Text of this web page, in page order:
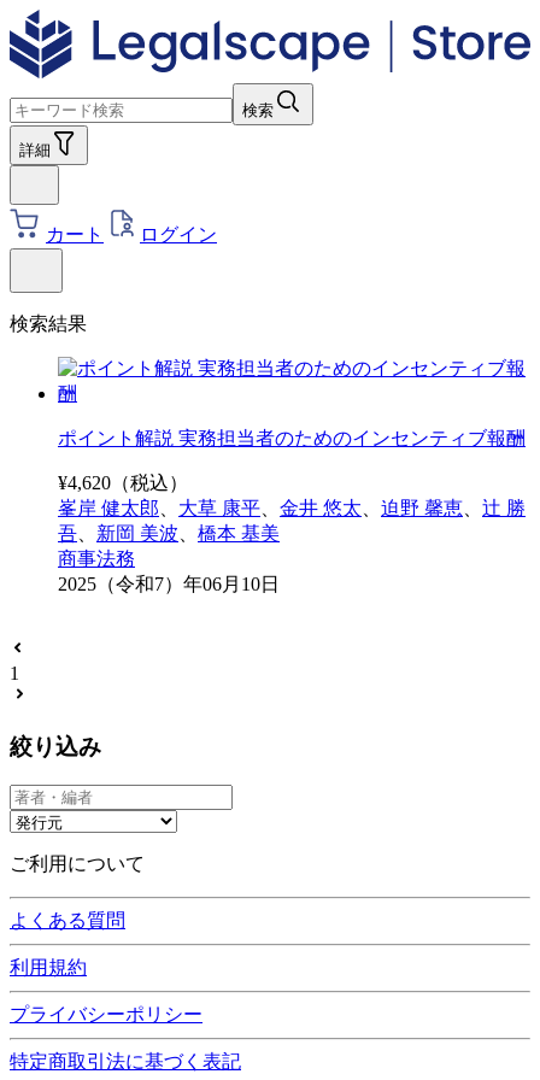
検索
詳細
カート ログイン
検索結果
ポイント解説 実務担当者のためのインセンティブ報酬
¥4,620 （税込）
峯岸 健太郎
大草 康平 金井 悠太 迫野 馨恵
辻 勝
吾
新岡 美波
橋本 基美
商事法務
2025（令和7）年06月10日
1
絞り込み
ご利用について
よくある質問
利用規約
プライバシーポリシー
特定商取引法に基づく表記